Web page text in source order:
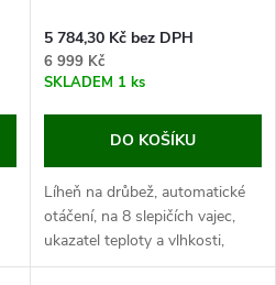
5 784,30 Kč bez DPH
6 999 Kč
SKLADEM 1 ks
DO KOŠÍKU
Líheň na drůbež, automatické
otáčení, na 8 slepičích vajec,
ukazatel teploty a vlhkosti,
digitální regulace teploty (30-